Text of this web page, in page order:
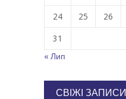
24 25 26
31
« Лип
СВІЖІ ЗАПИСИ